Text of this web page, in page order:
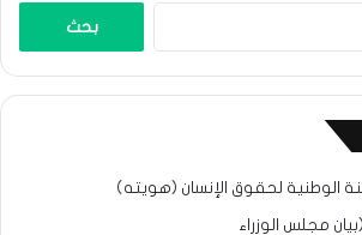
الوطنية لحقوق الإنسان (هويته)
مجلس الوزراء